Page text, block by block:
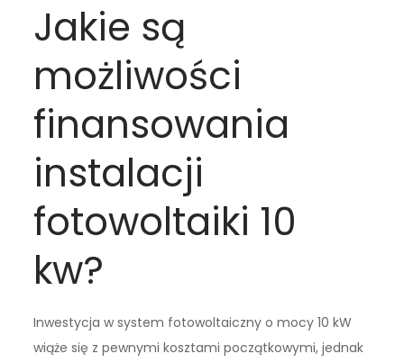
Jakie są
możliwości
finansowania
instalacji
fotowoltaiki 10
kw?
Inwestycja w system fotowoltaiczny o mocy 10 kW
wiąże się z pewnymi kosztami początkowymi, jednak